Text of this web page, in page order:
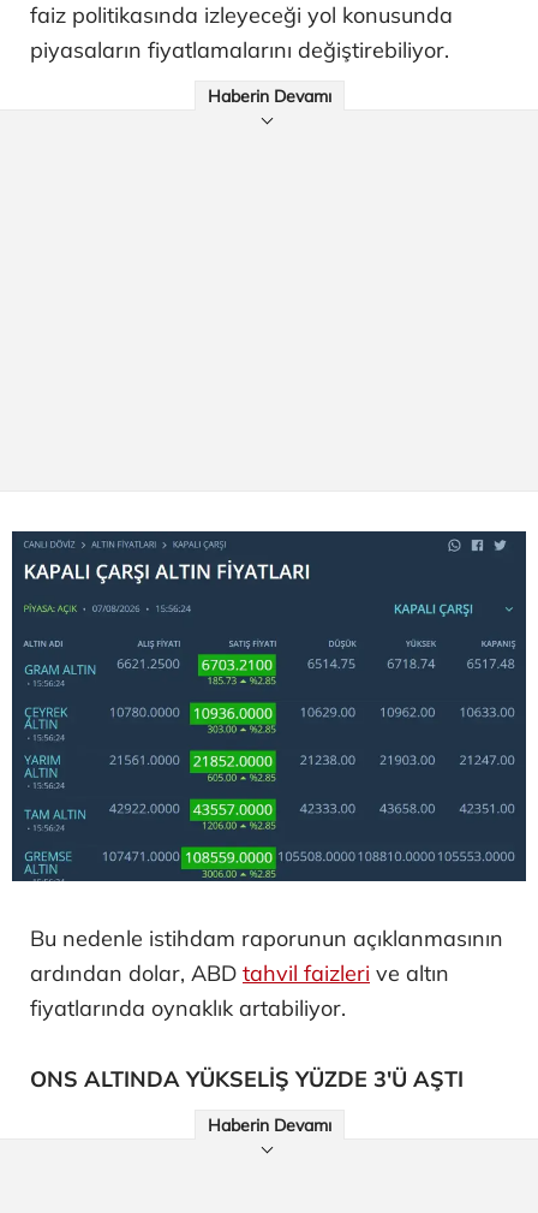
faiz politikasında izleyeceği yol konusunda
piyasaların fiyatlamalarını değiştirebiliyor.
Haberin Devamı
Bu nedenle istihdam raporunun açıklanmasının
ardından dolar, ABD tahvil faizleri ve altın
fiyatlarında oynaklık artabiliyor.
ONS ALTINDA YÜKSELİŞ YÜZDE 3'Ü AŞTI
Haberin Devamı